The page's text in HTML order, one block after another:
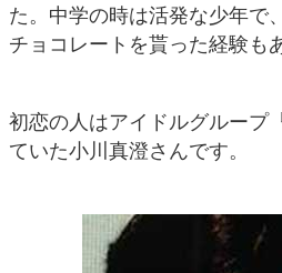
た。中学の時は活発な少年で
チョコレートを貰った経験も
初恋の人はアイドルグループ
ていた小川真澄さんです。